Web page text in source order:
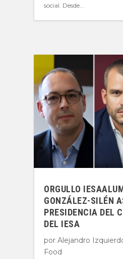
social. Desde...
ORGULLO
GONZÁLEZ-SILÉN
PRESIDENCIA DEL
DEL IESA
porAlejandro
Food